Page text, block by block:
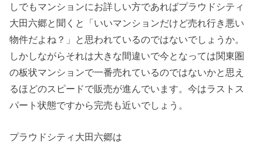
しでもマンションにお詳しい方であればプラウドシティ
大田六郷と聞くと「いいマンションだけど売れ行き悪い
物件だよね？」と思われているのではないでしょうか。
しかしながらそれは大きな間違いで今となっては関東圏
の板状マンションで一番売れているのではないかと思え
るほどのスピードで販売が進んでいます。今はラストス
パート状態ですから完売も近いでしょう。
プラウドシティ大田六郷は